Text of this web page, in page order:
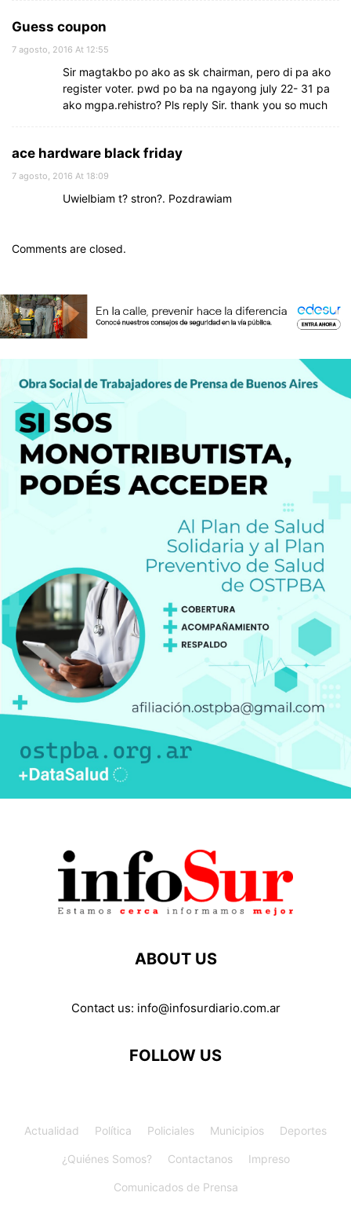
Guess coupon
7 agosto, 2016 At 12:55
Sir magtakbo po ako as sk chairman, pero di pa ako
register voter. pwd po ba na ngayong july 22- 31 pa
ako mgpa.rehistro? Pls reply Sir. thank you so much
ace hardware black friday
7 agosto, 2016 At 18:09
Uwielbiam t? stron?. Pozdrawiam
Comments are closed.
ABOUT US
Contact us: info@infosurdiario.com.ar
FOLLOW US
Actualidad Política Policiales Municipios Deportes
¿Quiénes Somos? Contactanos Impreso
Comunicados de Prensa